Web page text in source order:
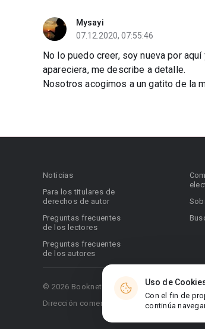
Mysayi
07.12.2020, 07:55:46
No lo puedo creer, soy nueva por
apareciera, me describe a detalle.
Nosotros acogimos a un gatito de la
Uso de
Con el fin de
continúa
Noticias
Para los titulares de
derechos de autor
Preguntas frecuentes
de los lectores
Preguntas frecuentes
de los autores
© 2026 Booknet. Todos los derechos
Dirección comercial: Griva Digeni 51, oficina